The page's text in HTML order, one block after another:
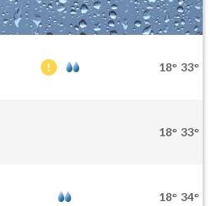
18° 33°
18° 33°
18° 34°